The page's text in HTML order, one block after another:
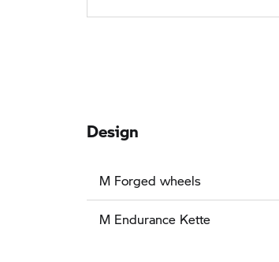
Design
M Forged wheels
M Endurance Kette